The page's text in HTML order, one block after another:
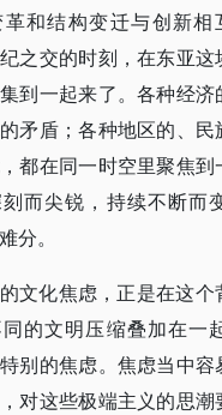
革和结构变迁与创新
之交的时刻，在东亚这
到一起来了。各种经
矛盾；各种地区的、
都在同一时空里聚焦
而尖锐，持续不断而
分。
文化焦虑，正是在这
的文明压缩叠加在一
别的焦虑。焦虑当中容
对这些极端主义的思